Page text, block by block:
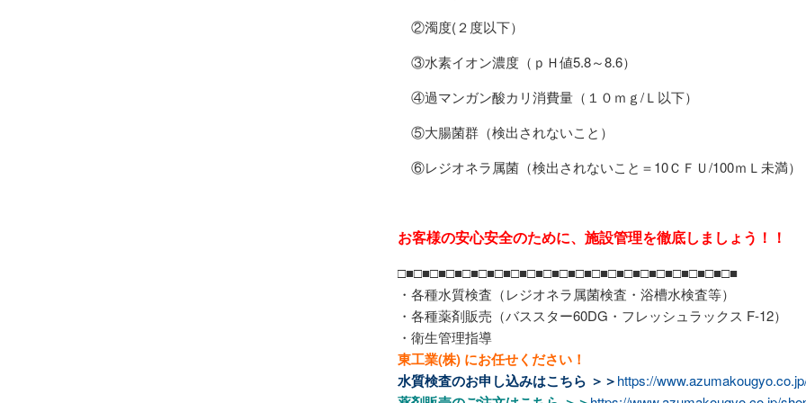
②濁度(２度以下）
③水素イオン濃度（ｐＨ値5.8～8.6）
④過マンガン酸カリ消費量（１０ｍｇ/Ｌ以下）
⑤大腸菌群（検出されないこと）
⑥レジオネラ属菌（検出されないこと＝10ＣＦＵ/100ｍＬ未満）
お客様の安心安全のために、施設管理を徹底しましょう！！
□■□■□■□■□■□■□■□■□■□■□■□■□■□■□■□■□■□■□■□■□■
・各種水質検査（レジオネラ属菌検査・浴槽水検査等）
・各種薬剤販売（バススター60DG・フレッシュラックス F-12）
・衛生管理指導
東工業(株) にお任せください！
水質検査のお申し込みはこちら ＞＞https://